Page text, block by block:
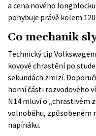
a cena nového
pohybuje právě kolem
Co mechanik
Technický tip
kovové chrastění po
sekundách zmizí.
horní části rozvodového
N14 mluví o „chrastivém
volnoběhu,
napínáku.